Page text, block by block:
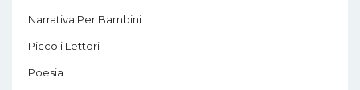
Narrativa Per Bambini
Piccoli Lettori
Poesia